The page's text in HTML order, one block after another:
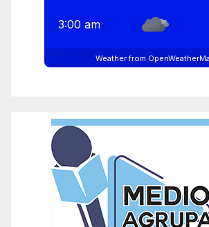
3:00 am
Weather from